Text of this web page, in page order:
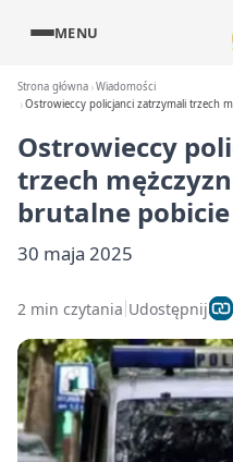
MENU
Strona główna Wiadomości
Ostrowieccy policjanci zatrzymali trzech
Ostrowieccy
trzech
brutalne pobicie
30 maja 2025
2 min czytania Udostępnij